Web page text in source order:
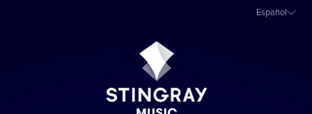
Español